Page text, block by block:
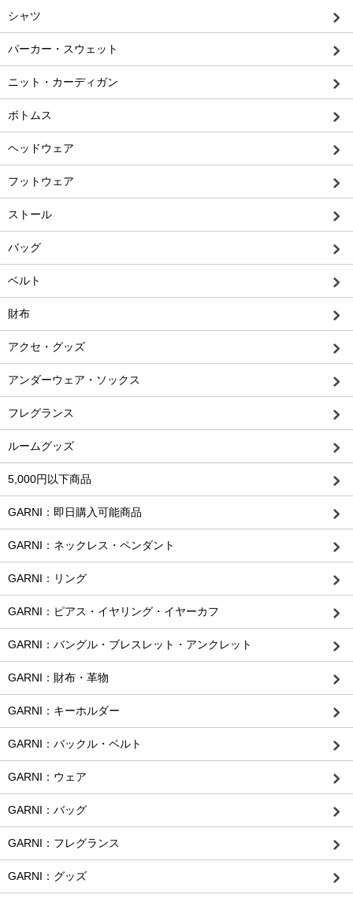
シャツ
パーカー・スウェット
ニット・カーディガン
ボトムス
ヘッドウェア
フットウェア
ストール
バッグ
ベルト
財布
アクセ・グッズ
アンダーウェア・ソックス
フレグランス
ルームグッズ
5,000円以下商品
GARNI：即日購入可能商品
GARNI：ネックレス・ペンダント
GARNI：リング
GARNI：ピアス・イヤリング・イヤーカフ
GARNI：バングル・ブレスレット・アンクレット
GARNI：財布・革物
GARNI：キーホルダー
GARNI：バックル・ベルト
GARNI：ウェア
GARNI：バッグ
GARNI：フレグランス
GARNI：グッズ